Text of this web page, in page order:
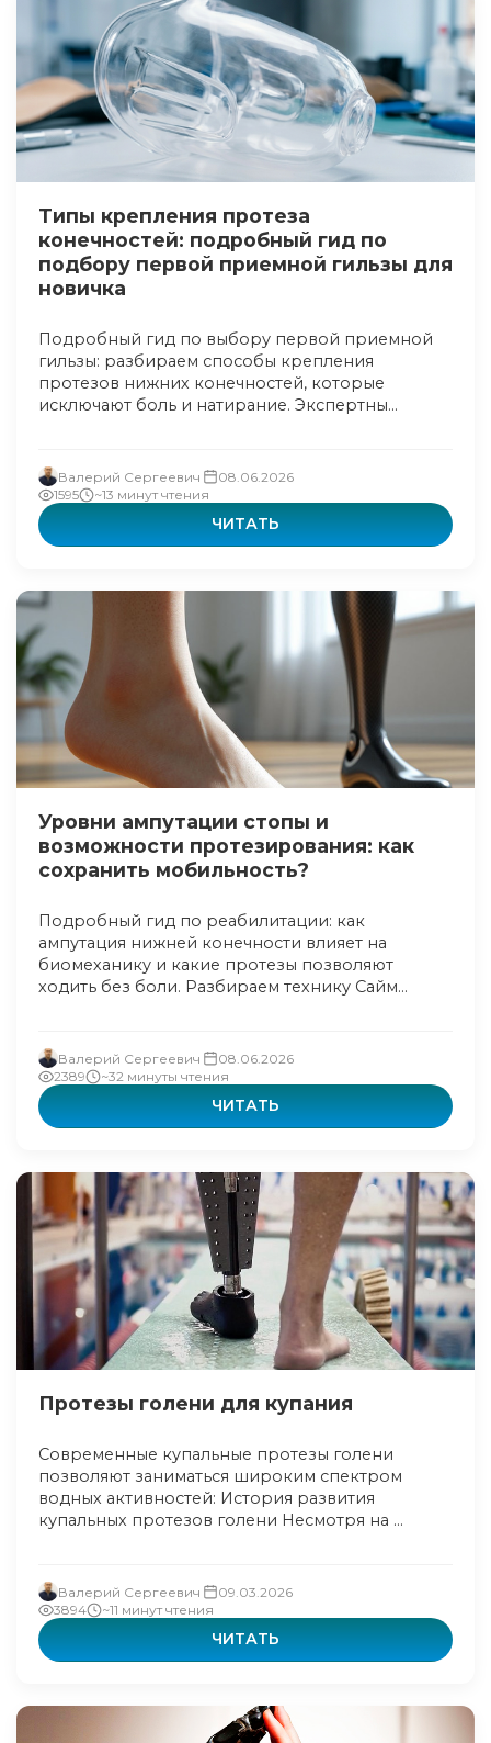
Типы крепления протеза
конечностей: подробный гид по
подбору первой приемной гильзы для
новичка
Подробный гид по выбору первой приемной
гильзы: разбираем способы крепления
протезов нижних конечностей, которые
исключают боль и натирание. Экспертны...
Валерий Сергеевич
08.06.2026
1595
~13 минут чтения
ЧИТАТЬ
Уровни ампутации стопы и
возможности протезирования: как
сохранить мобильность?
Подробный гид по реабилитации: как
ампутация нижней конечности влияет на
биомеханику и какие протезы позволяют
ходить без боли. Разбираем технику Сайм...
Валерий Сергеевич
08.06.2026
2389
~32 минуты чтения
ЧИТАТЬ
Протезы голени для купания
Современные купальные протезы голени
позволяют заниматься широким спектром
водных активностей: История развития
купальных протезов голени Несмотря на ...
Валерий Сергеевич
09.03.2026
3894
~11 минут чтения
ЧИТАТЬ